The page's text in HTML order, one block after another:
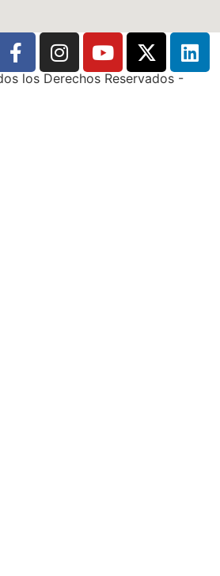
los Derechos Reservados -